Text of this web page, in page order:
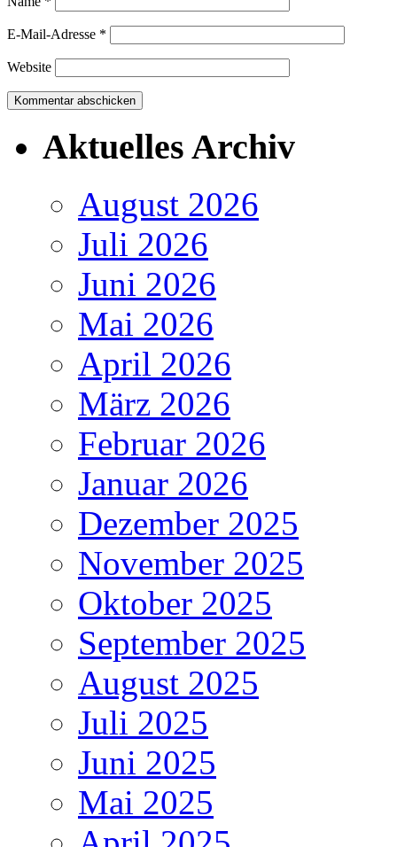
E-Mail-Adresse *
Website
Aktuelles Archiv
August 2026
Juli 2026
Juni 2026
Mai 2026
April 2026
März 2026
Februar 2026
Januar 2026
Dezember 2025
November 2025
Oktober 2025
September 2025
August 2025
Juli 2025
Juni 2025
Mai 2025